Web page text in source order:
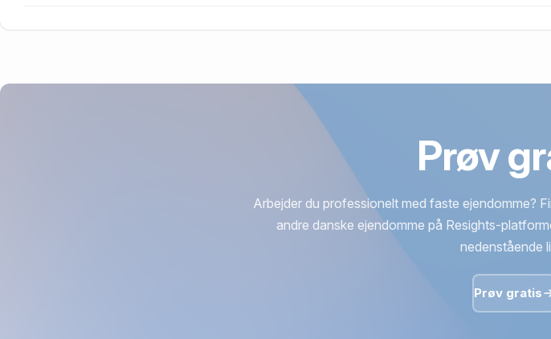
Prøv
Arbejder du professionelt med faste ejendomme?
andre danske ejendomme på Resights-
nedenstående
Prøv gratis